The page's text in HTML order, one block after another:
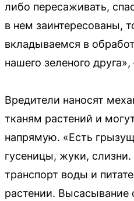
либо пересаживать,
в нем заинтересованы,
вкладываемся в
нашего зеленого
Вредители наносят
тканям растений и
напрямую. «Есть
гусеницы, жуки,
транспорт воды и
растении. Высасывание